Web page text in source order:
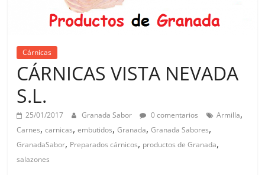
Cárnicas
CÁRNICAS VISTA NEVADA
S.L.
25/01/2017 Granada Sabor 0 comentarios Armilla,
Carnes,carnicas,embutidos,Granada,Granada Sabores,
GranadaSabor, Preparados cárnicos, productos de Granada,
salazones